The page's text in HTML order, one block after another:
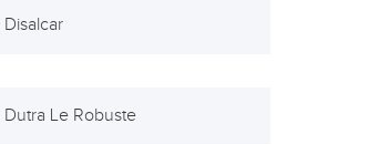
Disalcar
Dutra Le Robuste